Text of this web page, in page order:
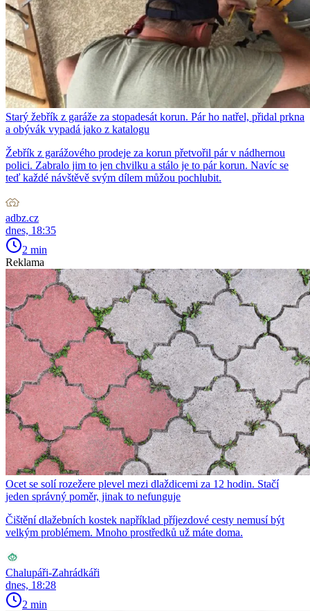
Starý žebřík z garáže za stopadesát korun. Pár ho natřel, přidal prkna
a obývák vypadá jako z katalogu
Žebřík z garážového prodeje za korun přetvořil pár v nádhernou
polici. Zabralo jim to jen chvilku a stálo je to pár korun. Navíc se
teď každé návštěvě svým dílem můžou pochlubit.
adbz.cz
dnes, 18:35
2 min
Reklama
Ocet se solí rozežere plevel mezi dlaždicemi za 12 hodin. Stačí
jeden správný poměr, jinak to nefunguje
Čištění dlažebních kostek například příjezdové cesty nemusí být
velkým problémem. Mnoho prostředků už máte doma.
Chalupáři-Zahrádkáři
dnes, 18:28
2 min